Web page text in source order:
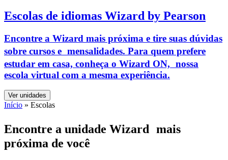
Escolas de idiomas Wizard by Pearson
Encontre a Wizard mais próxima e tire suas dúvidas
sobre cursos e mensalidades. Para quem prefere
estudar em casa, conheça o Wizard ON, nossa
escola virtual com a mesma experiência.
Ver unidades
Início » Escolas
Encontre a unidade Wizard mais
próxima de você